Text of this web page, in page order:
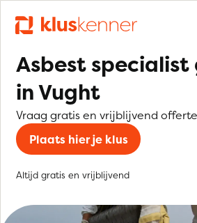
Asbest
in Vught
Vraag gratis en vrijblijvend
Plaats hier je klus
Altijd gratis en vrijblijvend